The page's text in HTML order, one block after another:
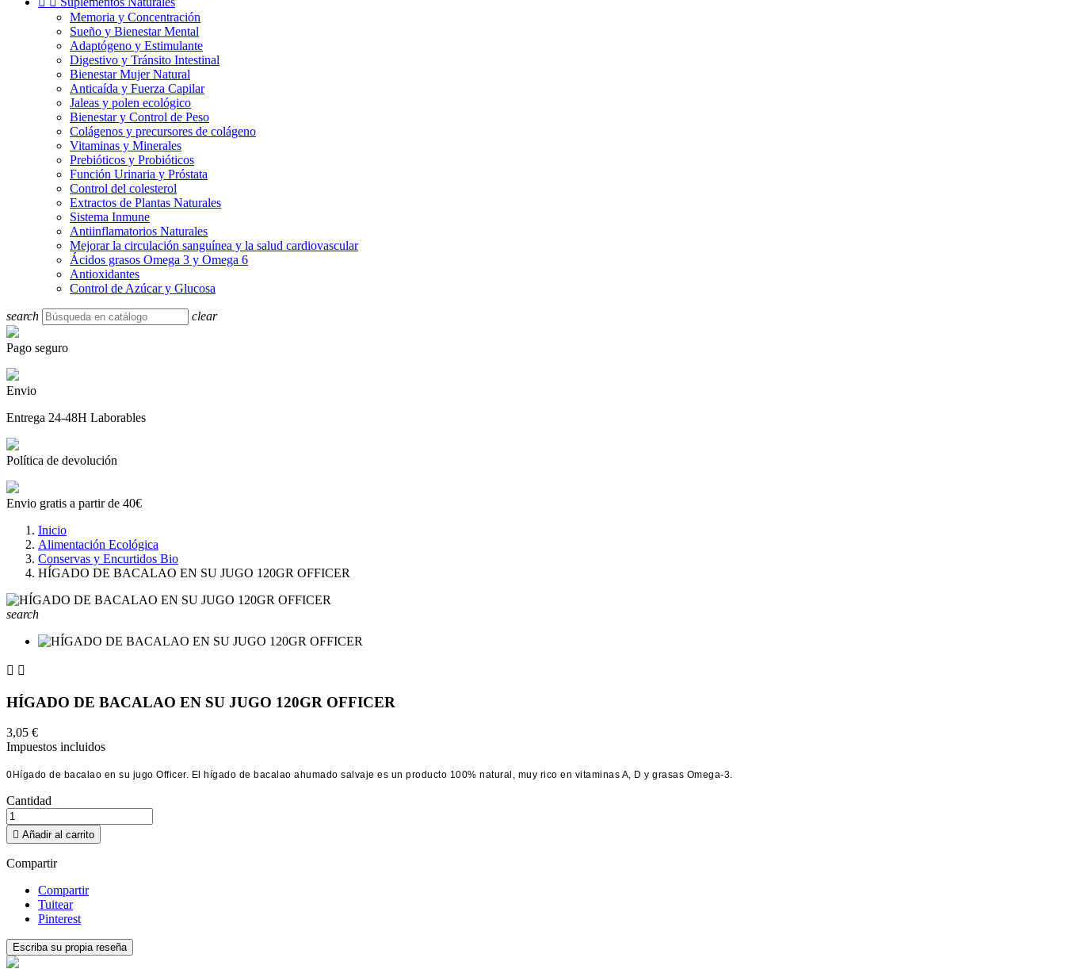
Memoria y Concentración
Sueño y Bienestar Mental
Adaptógeno y Estimulante
Digestivo y Tránsito Intestinal
Bienestar Mujer Natural
Anticaída y Fuerza Capilar
Jaleas y polen ecológico
Bienestar y Control de Peso
Colágenos y precursores de colágeno
Vitaminas y Minerales
Prebióticos y Probióticos
Función Urinaria y Próstata
Control del colesterol
Extractos de Plantas Naturales
Sistema Inmune
Antiinflamatorios Naturales
Mejorar la circulación sanguínea y la salud cardiovascular
Ácidos grasos Omega 3 y Omega 6
Antioxidantes
Control de Azúcar y Glucosa
search clear
Pago seguro
Envio
Entrega 24-48H Laborables
Política de devolución
Envio gratis a partir de 40€
Inicio
Alimentación Ecológica
Conservas y Encurtidos Bio
HÍGADO DE BACALAO EN SU JUGO 120GR OFFICER
search
 
HÍGADO DE BACALAO EN SU JUGO 120GR OFFICER
3,05 €
Impuestos incluidos
0Hígado de bacalao en su jugo Officer. El hígado de bacalao ahumado salvaje es un producto 100% natural, muy rico en vitaminas A, D y grasas Omega-3.
Cantidad
 Añadir al carrito
Compartir
Compartir
Tuitear
Pinterest
Escriba su propia reseña